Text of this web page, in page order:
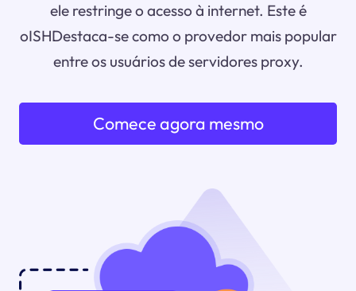
ele restringe o acesso à internet. Este é
oISHDestaca-se como o provedor mais popular
entre os usuários de servidores proxy.
Comece agora mesmo